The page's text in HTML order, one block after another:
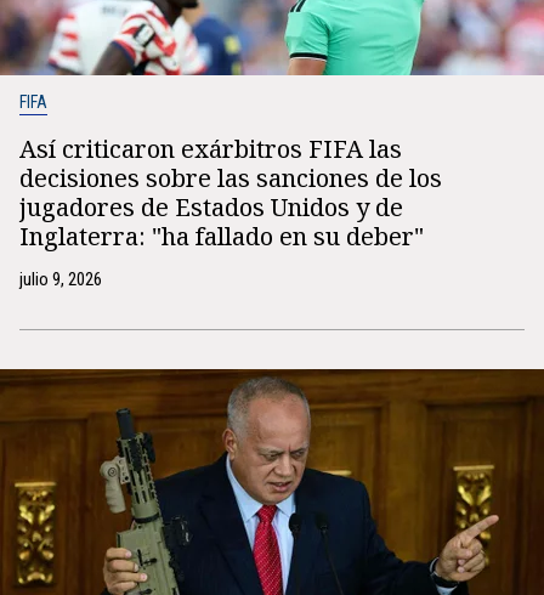
FIFA
Así criticaron exárbitros FIFA las
decisiones sobre las sanciones de los
jugadores de Estados Unidos y de
Inglaterra: "ha fallado en su deber"
julio 9, 2026